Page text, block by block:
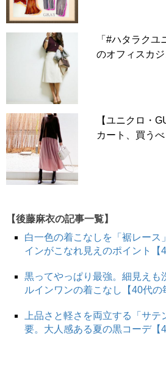
「#ハタラクユ
のオフィスカ
【ユニクロ・
カート、買う
【後藤麻衣の記事一覧】
白一色の着こなしを「裾レース
インがこなれ見えのポイント【
黒ってやっぱり最強。細見えも
ルインワンの着こなし【40代の
上品さと軽さを両立する「サ
要。大人感ある夏の黒コーデ【